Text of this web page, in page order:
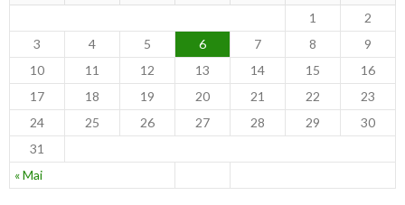
« Mai
1
2
3
4 5 6 7 8
9
10
11 12 13 14 15
16
17
18 19 20 21 22
23
24
25 26 27 28 29
30
31